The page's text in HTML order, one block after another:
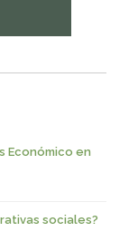
Económico en
sociales?